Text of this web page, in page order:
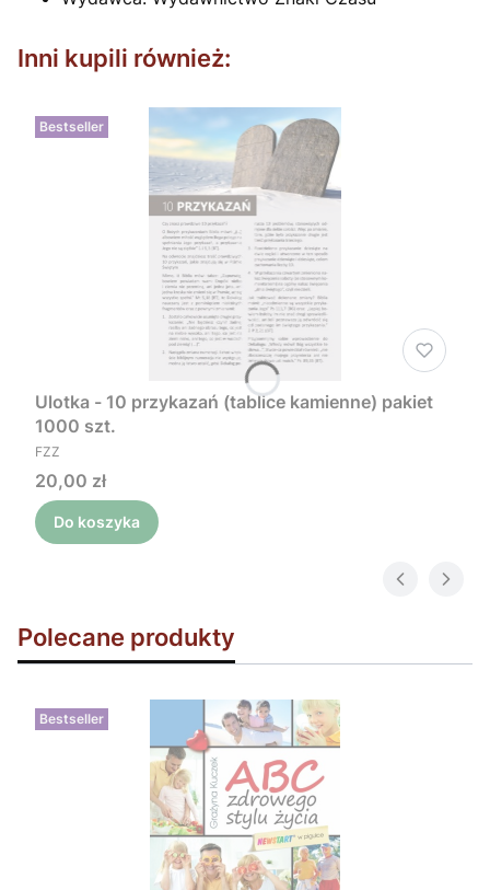
Inni kupili również:
Bestseller
Ulotka - 10 przykazań (tablice kamienne) pakiet
1000 szt.
PRODUCENT
FZZ
Cena
20,00 zł
Do koszyka
Polecane produkty
Bestseller